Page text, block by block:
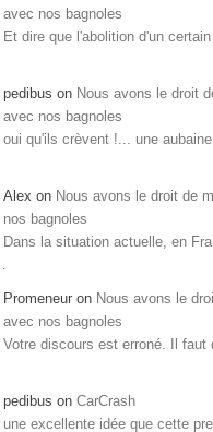
avec nos bagnoles
Et dire que l'abolition d'un
pedibus on Nous avons le droit
avec nos bagnoles
oui qu'ils crèvent !... une
Alex on Nous avons le droit de
nos bagnoles
Dans la situation actuelle, en
Promeneur on Nous avons le
avec nos bagnoles
Votre discours est erroné. Il faut
pedibus on CarCrash
une excellente idée que cette